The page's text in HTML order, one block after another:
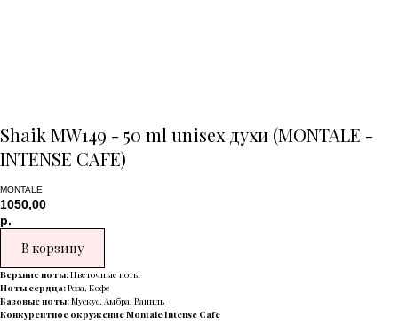
Shaik MW149 - 50 ml unisex духи (MONTALE -
INTENSE CAFE)
MONTALE
1050,00
р.
В корзину
Верхние ноты:Цветочные ноты
Ноты сердца:Роза, Кофе
Базовые ноты:Мускус, Амбра, Ваниль
Конкурентное окружение Montale Intense Cafe